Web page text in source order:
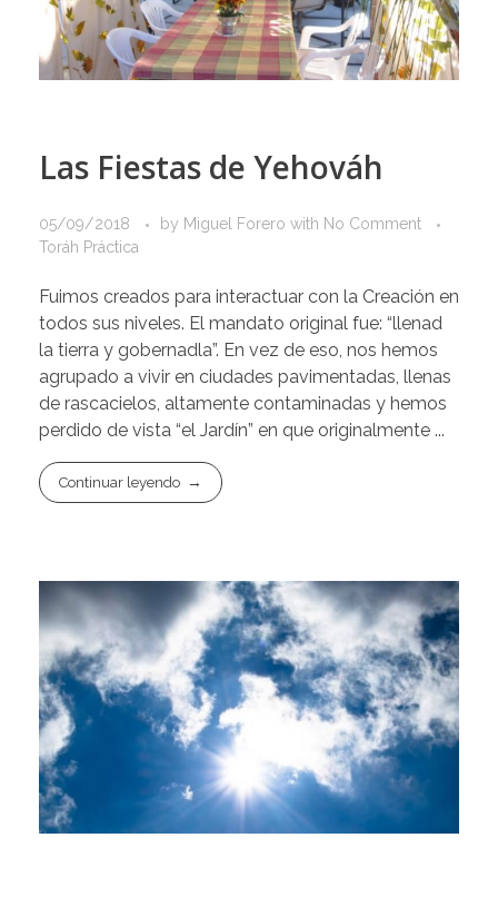
Las Fiestas de Yehováh
05/09/2018 by Miguel Forero with No Comment
Toráh Práctica
Fuimos creados para interactuar con la Creación en
todos sus niveles. El mandato original fue: “llenad
la tierra y gobernadla”. En vez de eso, nos hemos
agrupado a vivir en ciudades pavimentadas, llenas
de rascacielos, altamente contaminadas y hemos
perdido de vista “el Jardín” en que originalmente ...
Continuar leyendo